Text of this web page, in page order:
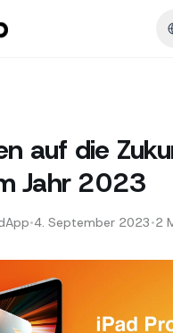
auf die
Jahr 2023
•4. September 2023•2